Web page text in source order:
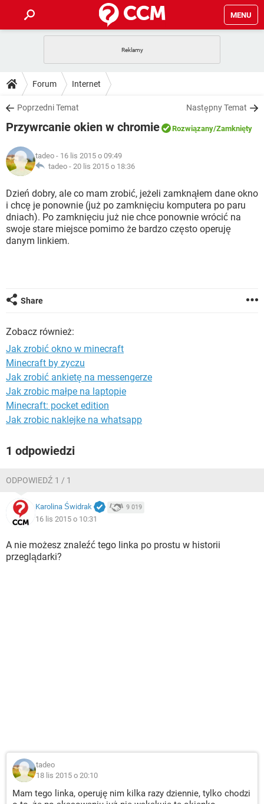
MENU
GRY
SPOTIFY
INSTAGRAM FACEBOOK
WINDOWS 10
PORADY
PlayStation
INSTAGRAM
WINDOWS 10
DO POBRANIA
ANDROID TIKTOK
GRY
IOS
INSTAGRAM FACEBOOK
WINDOWS 10
FORUM
COVID-19
GRY
SPOTIFY NETFLIX
INSTAGRAM FACEBOOK
WINDOWS 10
ARTYKUŁY
COVID-19 TIKTOK
GRY WHATSAPP
SPOTIFY NETFLIX
INSTAGRAM
Forum Internet
Poprzedni Temat Następny Temat
Przywrcanie okien w chromie Rozwiązany/Zamknięty
tadeo - 16 lis 2015 o 09:49
tadeo - 20 lis 2015 o 18:36
Dzień dobry, ale co mam zrobić, jeżeli zamknąłem dane okno
i chcę je ponownie (już po zamknięciu komputera po paru
dniach). Po zamknięciu już nie chce ponownie wrócić na
swoje stare miejsce pomimo że bardzo często operuję
danym linkiem.
Share
Zobacz również:
Jak zrobić okno w minecraft
Minecraft by zyczu
Jak zrobić ankietę na messengerze
Jak zrobic małpe na laptopie
Minecraft: pocket edition
Jak zrobic naklejke na whatsapp
1 odpowiedzi
ODPOWIEDŹ 1 / 1
Karolina Świdrak 9 019
16 lis 2015 o 10:31
A nie możesz znaleźć tego linka po prostu w historii
przeglądarki?
tadeo
18 lis 2015 o 20:10
Mam tego linka, operuję nim kilka razy dziennie, tylko chodzi